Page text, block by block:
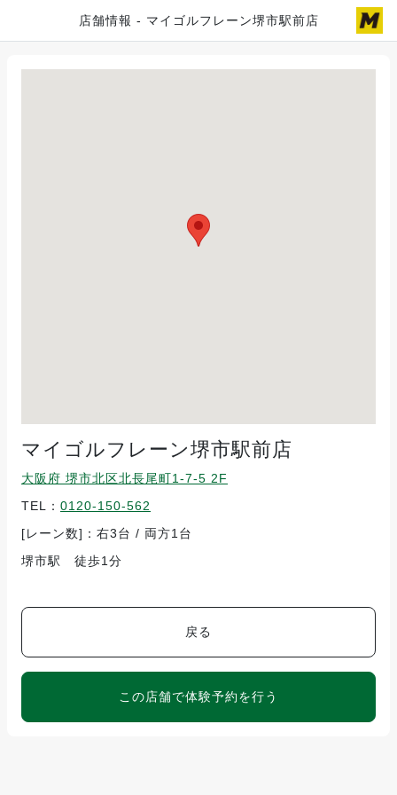
店舗情報 - マイゴルフレーン堺市駅前店
マイゴルフレーン堺市駅前店
大阪府 堺市北区北長尾町1-7-5 2F
TEL： 0120-150-562
[レーン数]：右3台 / 両方1台
堺市駅 徒歩1分
戻る
この店舗で体験予約を行う